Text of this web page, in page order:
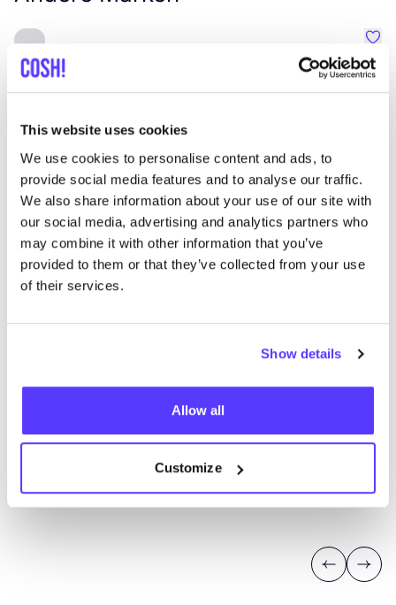
This website uses cookies
We use cookies to personalise content and ads, to
provide social media features and to analyse our traffic.
We also share information about your use of our site with
our social media, advertising and analytics partners who
may combine it with other information that you’ve
provided to them or that they’ve collected from your use
of their services.
Show details
Allow all
Customize
SAMSØE
Previous
Next